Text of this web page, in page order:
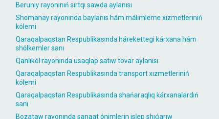
Beruniy rayonınıń sırtqı sawda aylanısı
Shomanay rayonında baylanıs hám málimleme xızmetleriniń
kólemi
Qaraqalpaqstan Respublikasında hárekettegi kárxana hám
shólkemler sanı
Qanlıkól rayonında usaqlap satıw tovar aylanısı
Qaraqalpaqstan Respublikasında transport xızmetleriniń
kólemi
Qaraqalpaqstan Respublikasında shańaraqlıq kárxanalardıń
sanı
Bozataw rayonında sanaat ónimlerin islep shıǵarıw